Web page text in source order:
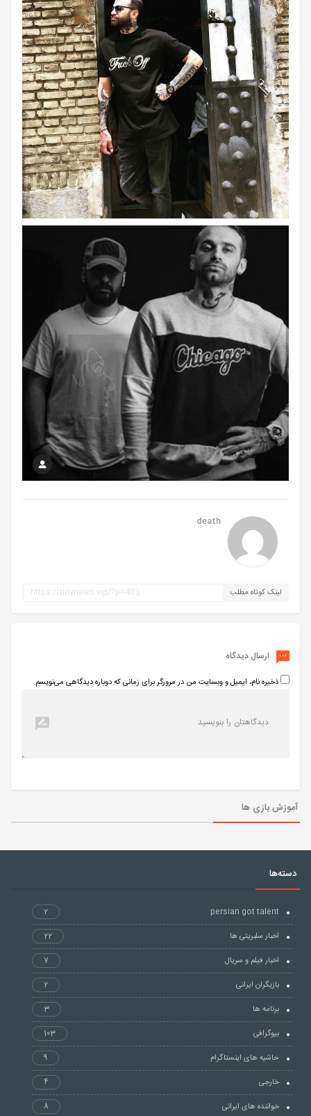
death
لینک کوتاه مطلب
ارسال دیدگاه
ذخیره نام، ایمیل و وبسایت من در مرورگر برای زمانی که دوباره دیدگاهی می‌نویسم.
آموزش بازی ها
دسته‌ها
persian got talent
2
اخبار سلبریتی ها
22
اخبار فیلم و سریال
7
بازیگران ایرانی
2
برنامه ها
3
بیوگرافی
103
حاشیه های اینستاگرام
9
خارجی
4
خواننده های ایرانی
8